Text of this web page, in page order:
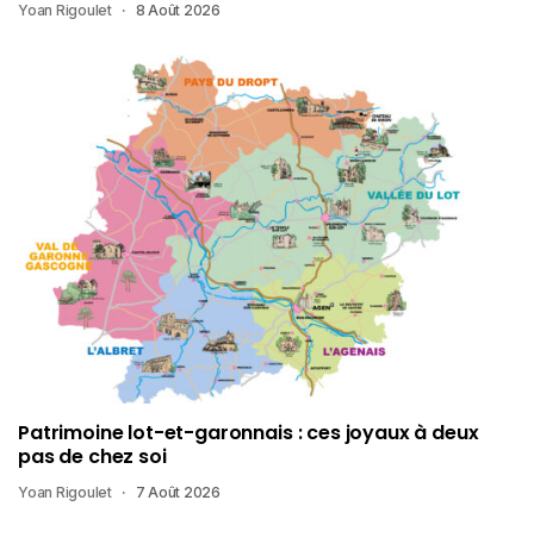
Yoan Rigoulet 8 Août 2026
Patrimoine lot-et-garonnais : ces joyaux à deux
pas de chez soi
Yoan Rigoulet 7 Août 2026